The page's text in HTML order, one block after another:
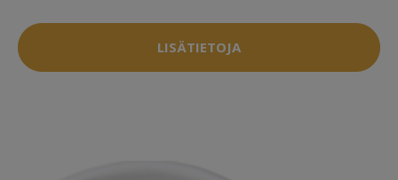
LISÄTIETOJA